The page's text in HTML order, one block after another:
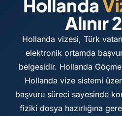
Hollanda
Alınır
Hollanda vizesi, Türk
elektronik ortamda
belgesidir. Hollanda
Hollanda vize sistemi
başvuru süreci sayesinde
fiziki dosya hazırlığına